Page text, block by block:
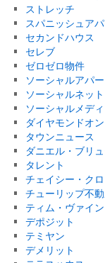
ストレッチ
スパニッシュア
セカンドハウス
セレブ
ゼロゼロ物件
ソーシャルアパ
ソーシャルネッ
ソーシャルメデ
ダイヤモンドオ
タウンニュース
ダニエル・ブリ
タレント
チェイシー・ク
チューリップ不
ティム・ヴァイン
デポジット
テミヤン
デメリット